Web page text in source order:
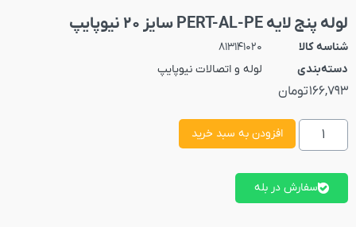
لوله پنج لایه PERT-AL-PE سایز 20 نیوپایپ
شناسه کالا
813141020
دسته‌بندی
لوله و اتصالات نیوپایپ
166,793تومان
افزودن به سبد خرید
سفارش در بله